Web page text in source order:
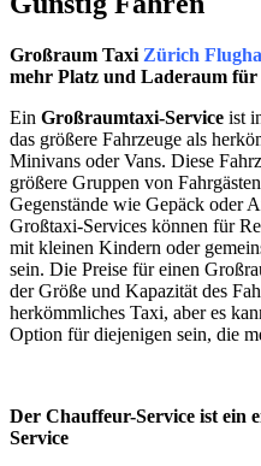
Großraum Taxi Zürich
mehr Platz und Laderaum für
Ein Großraumtaxi-Service ist
das größere Fahrzeuge als
Minivans oder Vans. Diese
größere Gruppen von
Gegenstände wie Gepäck oder
Großtaxi-Services können für
mit kleinen Kindern oder
sein. Die Preise für einen
der Größe und Kapazität des
herkömmliches Taxi, aber es
Option für diejenigen sein, die
Der Chauffeur-Service ist ein
Service